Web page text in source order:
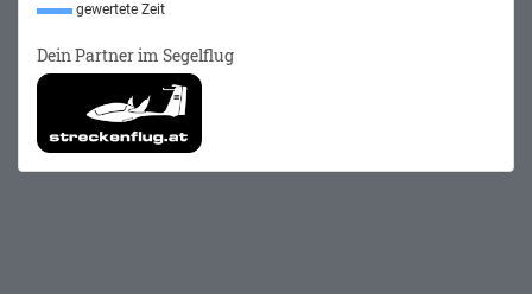
gewertete Zeit
Dein Partner im Segelflug